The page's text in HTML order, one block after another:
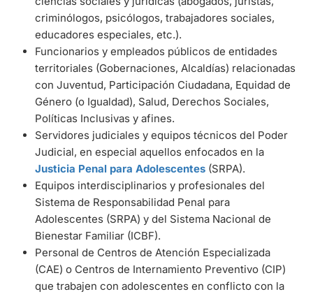
criminólogos, psicólogos, trabajadores sociales,
educadores especiales, etc.).
Funcionarios y empleados públicos de entidades
territoriales (Gobernaciones, Alcaldías) relacionadas
con Juventud, Participación Ciudadana, Equidad de
Género (o Igualdad), Salud, Derechos Sociales,
Políticas Inclusivas y afines.
Servidores judiciales y equipos técnicos del Poder
Judicial, en especial aquellos enfocados en la
Justicia Penal para Adolescentes (SRPA).
Equipos interdisciplinarios y profesionales del
Sistema de Responsabilidad Penal para
Adolescentes (SRPA) y del Sistema Nacional de
Bienestar Familiar (ICBF).
Personal de Centros de Atención Especializada
(CAE) o Centros de Internamiento Preventivo (CIP)
que trabajen con adolescentes en conflicto con la